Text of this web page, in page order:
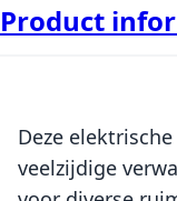
Product
Deze
veelzijdige